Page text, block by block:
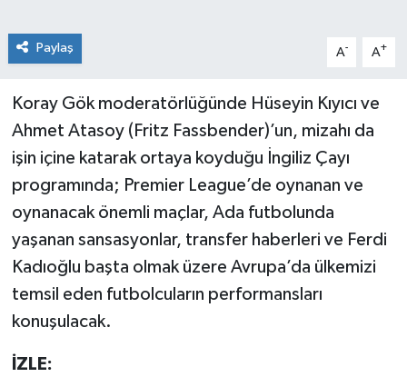
Paylaş A- A+
Koray Gök moderatörlüğünde Hüseyin Kıyıcı ve
Ahmet Atasoy (Fritz Fassbender)’un, mizahı da
işin içine katarak ortaya koyduğu İngiliz Çayı
programında; Premier League’de oynanan ve
oynanacak önemli maçlar, Ada futbolunda
yaşanan sansasyonlar, transfer haberleri ve Ferdi
Kadıoğlu başta olmak üzere Avrupa’da ülkemizi
temsil eden futbolcuların performansları
konuşulacak.
İZLE: